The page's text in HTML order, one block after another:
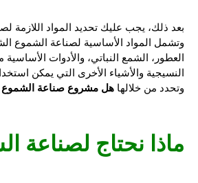
بعد ذلك، يجب عليك تحديد المواد اللازمة
وتشمل المواد الأساسية لصناعة الشموع
العطور، الشمع النباتي، والأدوات
النسيجية والأشياء الأخرى التي يمكن
وتحدد من خلالها هل مشروع صناعة الشموع
ماذا نحتاج لصناعة